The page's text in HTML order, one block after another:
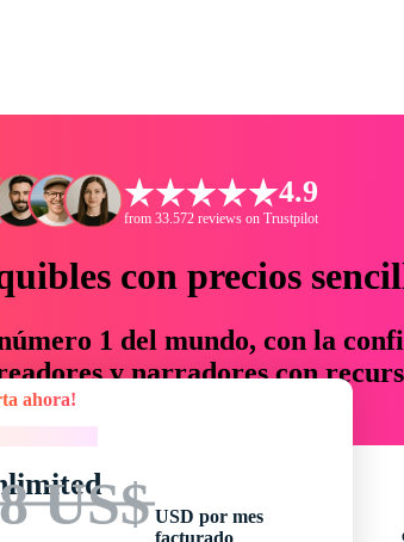
4.9
from 33.572 reviews on Trustpilot
con precios
1 del mundo, con la
y narradores con
% en tiempo y presupuesto.
US$ USD por mes